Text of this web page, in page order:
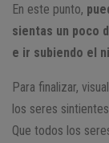
En este punto,
sientas un poco
e ir subiendo el
Para finalizar,
los seres
Que todos los